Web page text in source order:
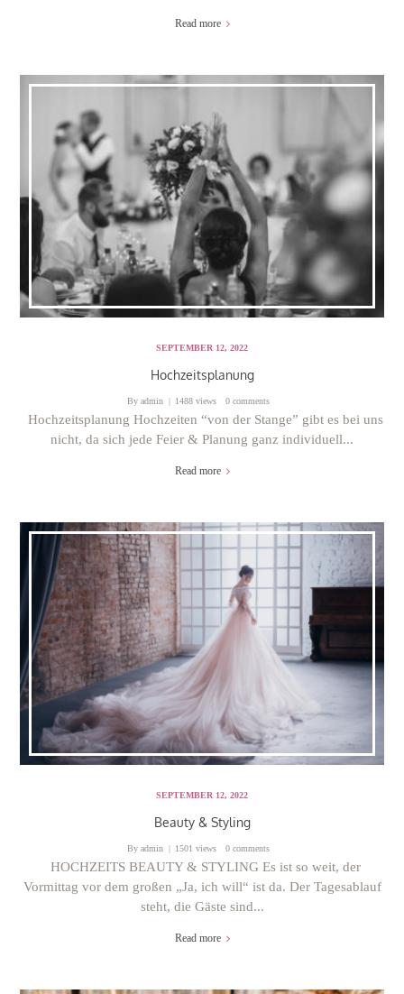
Read more
SEPTEMBER 12, 2022
Hochzeitsplanung
Byadmin 1488 views 0 comments
Hochzeitsplanung Hochzeiten “von der Stange” gibt es bei uns
nicht, da sich jede Feier & Planung ganz individuell...
Read more
SEPTEMBER 12, 2022
Beauty & Styling
Byadmin 1501 views 0 comments
HOCHZEITS BEAUTY & STYLING Es ist so weit, der
Vormittag vor dem großen „Ja, ich will“ ist da. Der Tagesablauf
steht, die Gäste sind...
Read more